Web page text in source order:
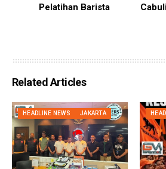
Pelatihan Barista
Related Articles
HEADLINE NEWS JAKARTA